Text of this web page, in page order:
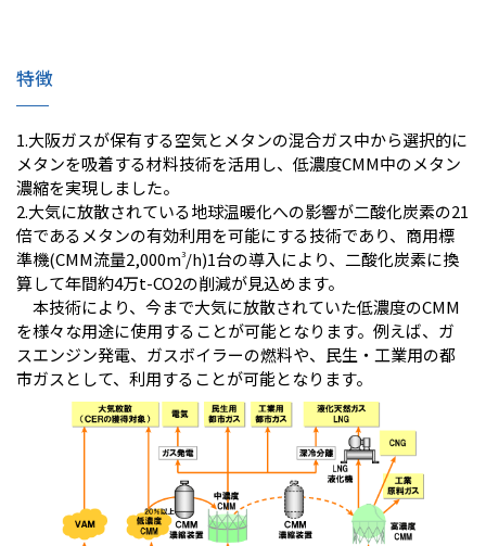
特徴
1.大阪ガスが保有する空気とメタンの混合ガス中から選択的に
メタンを吸着する材料技術を活用し、低濃度CMM中のメタン
濃縮を実現しました。
2.大気に放散されている地球温暖化への影響が二酸化炭素の21
倍であるメタンの有効利用を可能にする技術であり、商用標
準機(CMM流量2,000m3/h)1台の導入により、二酸化炭素に換
算して年間約4万t-CO2の削減が見込めます。
本技術により、今まで大気に放散されていた低濃度のCMM
を様々な用途に使用することが可能となります。例えば、ガ
スエンジン発電、ガスボイラーの燃料や、民生・工業用の都
市ガスとして、利用することが可能となります。